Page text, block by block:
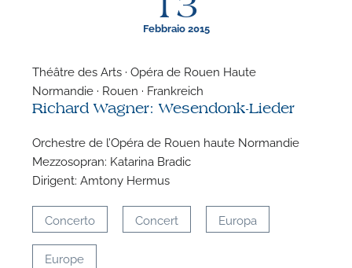
13
Febbraio 2015
Théâtre des Arts · Opéra de Rouen Haute
Normandie · Rouen · Frankreich
Richard Wagner: Wesendonk-Lieder
Orchestre de l’Opéra de Rouen haute Normandie
Mezzosopran: Katarina Bradic
Dirigent: Amtony Hermus
Concerto Concert Europa
Europe